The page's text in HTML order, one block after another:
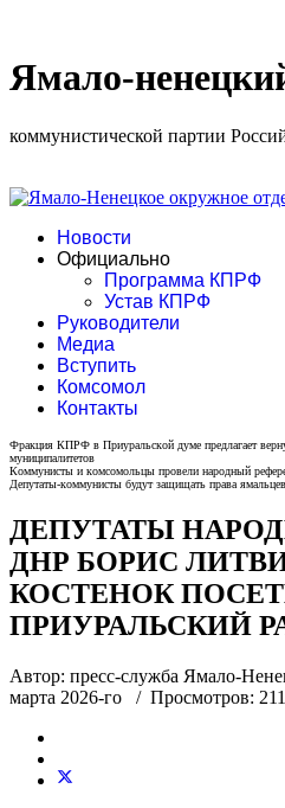
Ямало-
коммунистической партии
Новости
Официально
Программа КПРФ
Устав КПРФ
Руководители
Медиа
Вступить
Комсомол
Контакты
Фракция КПРФ в Приуральской думе предлагает
муниципалитетов
Коммунисты и комсомольцы провели народный
Депутаты-коммунисты будут защищать права
ДЕПУТАТЫ
ДНР БОРИС
КОСТЕНОК
ПРИУРАЛЬСКИЙ
Автор: пресс-служба Ямало-
марта 2026-го
/ Просмотров: 211